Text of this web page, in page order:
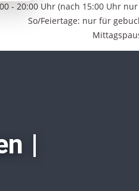
- 20:00 Uhr (nach 15:00 Uhr
So/Feiertage: nur für
|